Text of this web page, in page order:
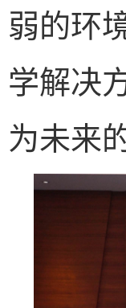
弱的环
学解决
为未来